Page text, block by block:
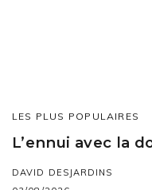
LES PLUS POPULAIRES
L’ennui avec la
DAVID DESJARDINS